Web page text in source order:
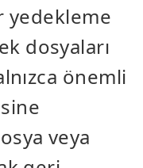
yedekleme
dosyaları
önemli
veya